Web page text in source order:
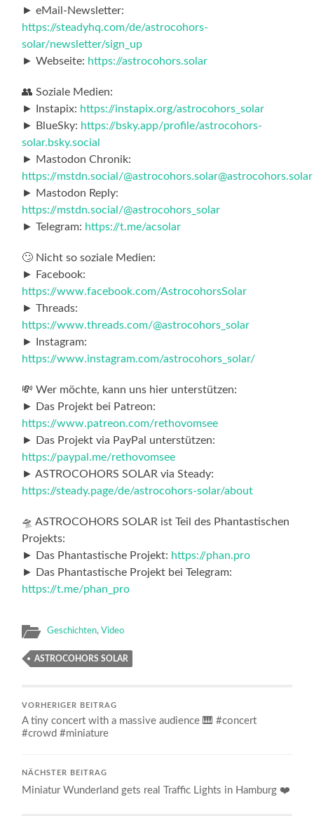
► eMail-Newsletter:
https://steadyhq.com/de/astrocohors-
solar/newsletter/sign_up
► Webseite: https://astrocohors.solar
👥 Soziale Medien:
► Instapix: https://instapix.org/astrocohors_solar
► BlueSky: https://bsky.app/profile/astrocohors-
solar.bsky.social
► Mastodon Chronik:
https://mstdn.social/@astrocohors.solar@astrocohors.solar
► Mastodon Reply:
https://mstdn.social/@astrocohors_solar
► Telegram: https://t.me/acsolar
🙄 Nicht so soziale Medien:
► Facebook:
https://www.facebook.com/AstrocohorsSolar
► Threads:
https://www.threads.com/@astrocohors_solar
► Instagram:
https://www.instagram.com/astrocohors_solar/
💸 Wer möchte, kann uns hier unterstützen:
► Das Projekt bei Patreon:
https://www.patreon.com/rethovomsee
► Das Projekt via PayPal unterstützen:
https://paypal.me/rethovomsee
► ASTROCOHORS SOLAR via Steady:
https://steady.page/de/astrocohors-solar/about
🛸 ASTROCOHORS SOLAR ist Teil des Phantastischen
Projekts:
► Das Phantastische Projekt: https://phan.pro
► Das Phantastische Projekt bei Telegram:
https://t.me/phan_pro
Geschichten,Video
ASTROCOHORS SOLAR
VORHERIGER BEITRAG
A tiny concert with a massive audience 🎹 #concert
#crowd #miniature
NÄCHSTER BEITRAG
Miniatur Wunderland gets real Traffic Lights in Hamburg ❤️